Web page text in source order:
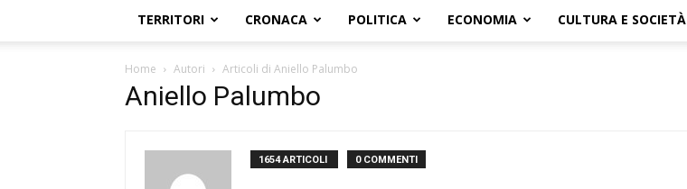
TERRITORI CRONACA POLITICA ECONOMIA CULTURA E SOCIETÀ
Home Autori Articoli di Aniello Palumbo
Aniello Palumbo
1654 ARTICOLI 0 COMMENTI